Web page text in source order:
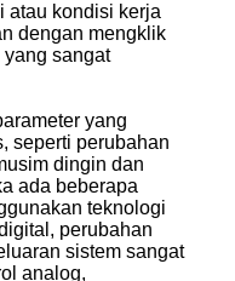
atau kondisi kerja
dengan mengklik
sangat
yang
seperti perubahan
dingin dan
ada beberapa
teknologi
perubahan
sistem sangat
analog,